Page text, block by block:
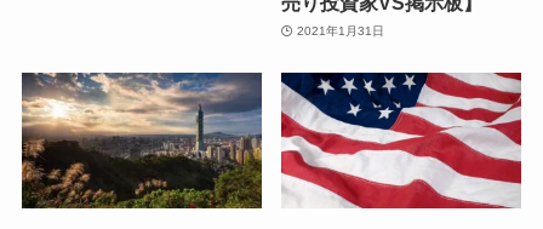
2021年1月31日